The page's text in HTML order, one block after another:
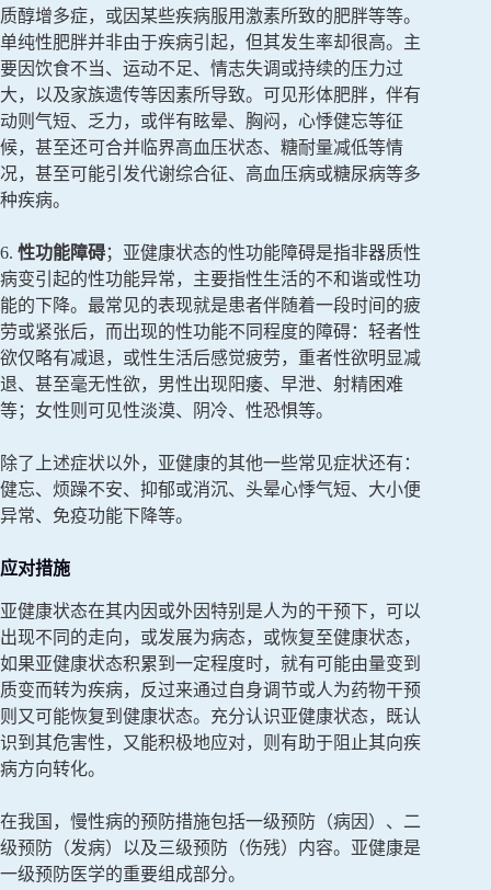
质醇增多症，或因某些疾病服用激素所致的肥胖等等。
单纯性肥胖并非由于疾病引起，但其发生率却很高。主
要因饮食不当、运动不足、情志失调或持续的压力过
大，以及家族遗传等因素所导致。可见形体肥胖，伴有
动则气短、乏力，或伴有眩晕、胸闷，心悸健忘等征
候，甚至还可合并临界高血压状态、糖耐量减低等情
况，甚至可能引发代谢综合征、高血压病或糖尿病等多
种疾病。
6. 性功能障碍；亚健康状态的性功能障碍是指非器质性
病变引起的性功能异常，主要指性生活的不和谐或性功
能的下降。最常见的表现就是患者伴随着一段时间的疲
劳或紧张后，而出现的性功能不同程度的障碍：轻者性
欲仅略有减退，或性生活后感觉疲劳，重者性欲明显减
退、甚至毫无性欲，男性出现阳痿、早泄、射精困难
等；女性则可见性淡漠、阴冷、性恐惧等。
除了上述症状以外，亚健康的其他一些常见症状还有：
健忘、烦躁不安、抑郁或消沉、头晕心悸气短、大小便
异常、免疫功能下降等。
应对措施
亚健康状态在其内因或外因特别是人为的干预下，可以
出现不同的走向，或发展为病态，或恢复至健康状态，
如果亚健康状态积累到一定程度时，就有可能由量变到
质变而转为疾病，反过来通过自身调节或人为药物干预
则又可能恢复到健康状态。充分认识亚健康状态，既认
识到其危害性，又能积极地应对，则有助于阻止其向疾
病方向转化。
在我国，慢性病的预防措施包括一级预防（病因）、二
级预防（发病）以及三级预防（伤残）内容。亚健康是
一级预防医学的重要组成部分。